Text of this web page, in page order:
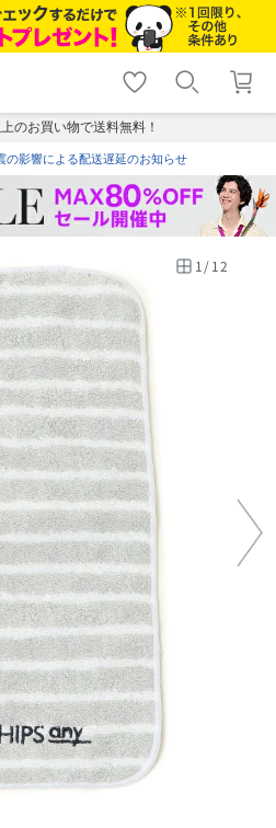
shopping_cart lock_outline
ログイン
のお買い物で送料無料！
の影響による配送遅延のお知らせ
1/12